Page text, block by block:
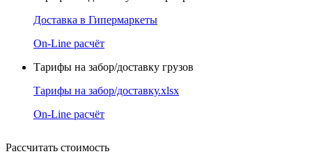
Доставка в Гипермаркеты
On-Line расчёт
Тарифы на забор/доставку грузов
Тарифы на забор/доставку.xlsx
On-Line расчёт
Рассчитать стоимость